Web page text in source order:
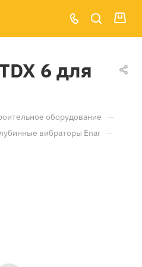
6 для
оборудование —
вибраторы Enar —